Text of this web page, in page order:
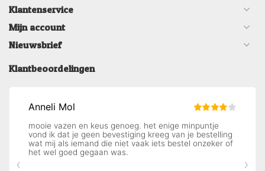
Klantenservice
Mijn account
Nieuwsbrief
Klantbeoordelingen